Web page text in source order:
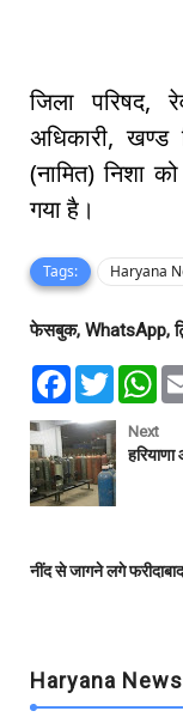
जिला परिषद,
अधिकारी, खण्ड
(नामित) निशा
गया है।
Tags: Haryana
फेसबुक, WhatsApp,
F
e
b
o
o
k
T
w
t
t
e
r
W
t
s
Next
नींद से जागने लगे
Haryana News